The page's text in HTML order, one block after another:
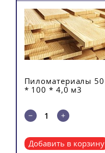
Пиломатериалы 50
* 100 * 4,0 м3
Добавить в корзину